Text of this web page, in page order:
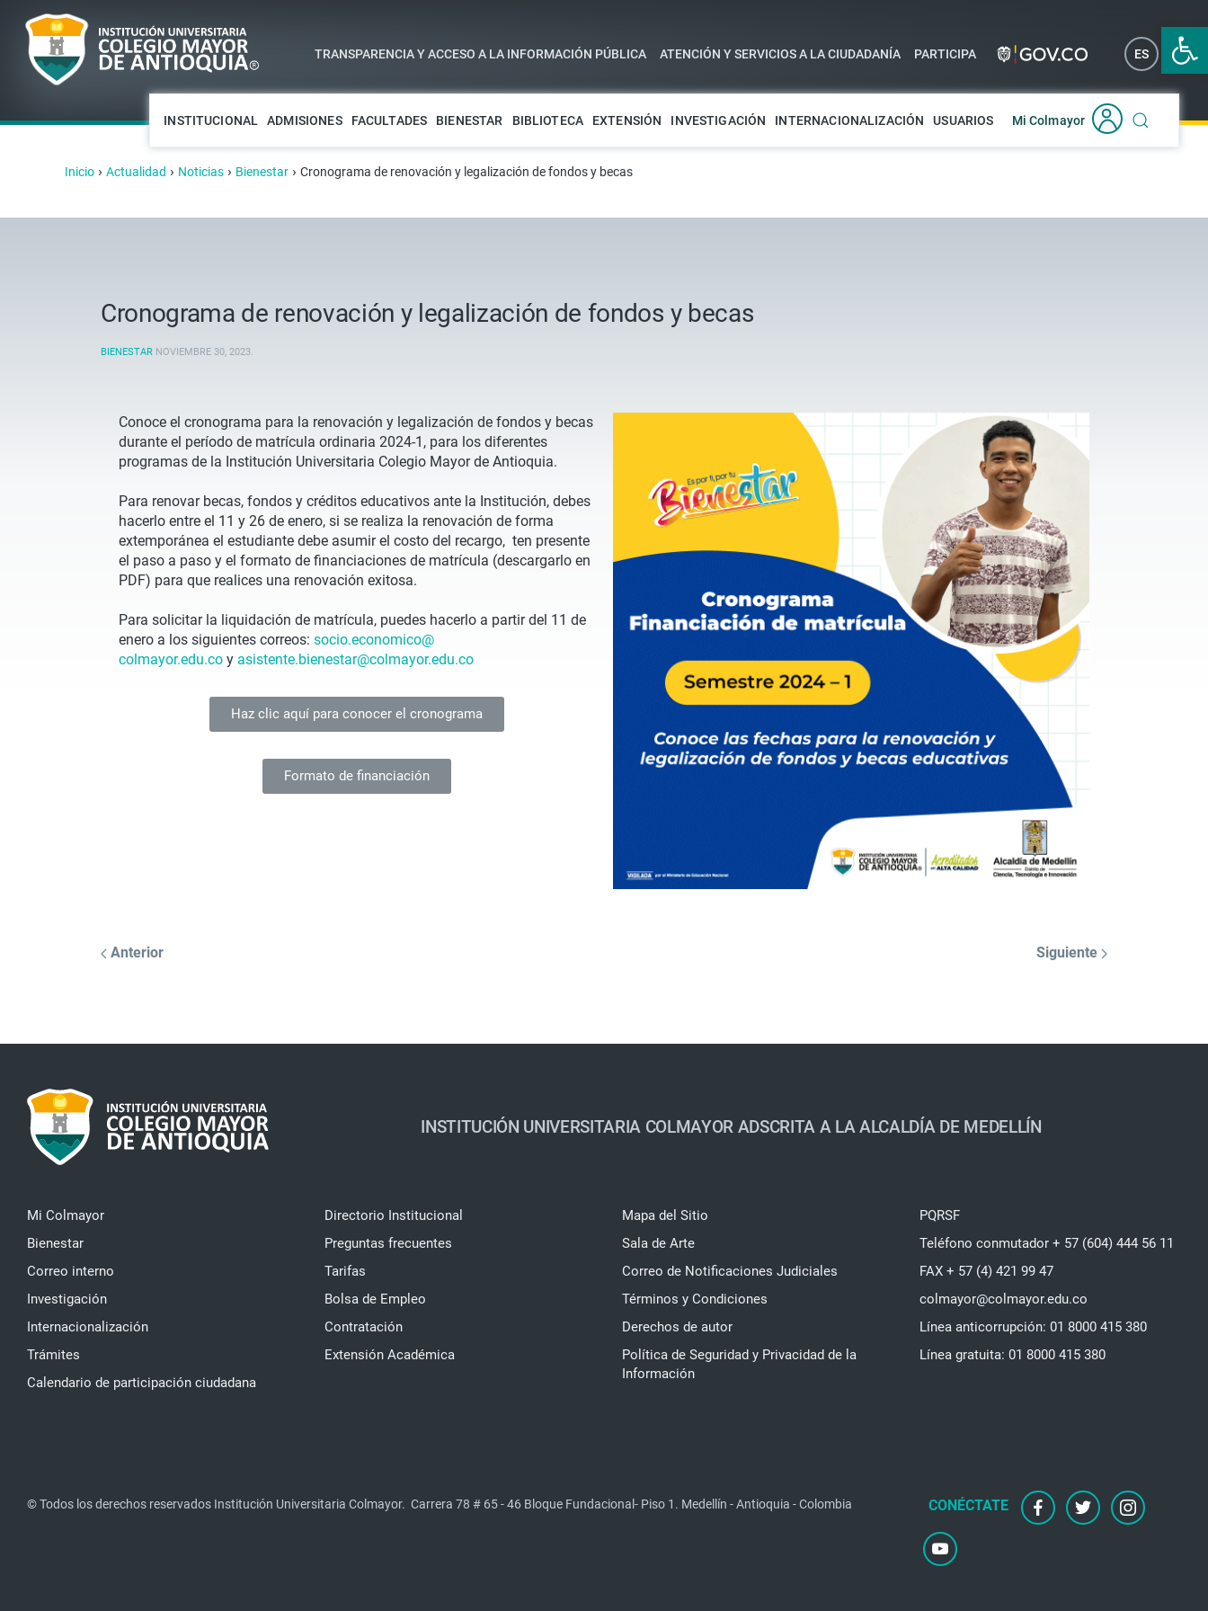
Abrir
TRANSPARENCIA Y ACCESO A LA INFORMACIÓN PÚBLICA ATENCIÓN Y SERVICIOS A LA CIUDADANÍA PARTICIPA ES EN
INSTITUCIONAL ADMISIONES FACULTADES BIENESTAR BIBLIOTECA EXTENSIÓN INVESTIGACIÓN INTERNACIONALIZACIÓN USUARIOS Mi Colmayor
Inicio › Actualidad › Noticias › Bienestar › Cronograma de renovación y legalización de fondos y becas
Cronograma de renovación y legalización de fondos y becas
BIENESTAR NOVIEMBRE 30, 2023.
Conoce el cronograma para la renovación y legalización de fondos y becas
durante el período de matrícula ordinaria 2024-1, para los diferentes
programas de la Institución Universitaria Colegio Mayor de Antioquia.
Para renovar becas, fondos y créditos educativos ante la Institución, debes
hacerlo entre el 11 y 26 de enero, si se realiza la renovación de forma
extemporánea el estudiante debe asumir el costo del recargo, ten presente
el paso a paso y el formato de financiaciones de matrícula (descargarlo en
PDF) para que realices una renovación exitosa.
Para solicitar la liquidación de matrícula, puedes hacerlo a partir del 11 de
enero a los siguientes correos: socio.economico@
colmayor.edu.co y asistente.bienestar@colmayor.edu.co
Haz clic aquí para conocer el cronograma
Formato de financiación
Anterior Siguiente
INSTITUCIÓN UNIVERSITARIA COLMAYOR ADSCRITA A LA ALCALDÍA DE MEDELLÍN
Mi Colmayor
Bienestar
Correo interno
Investigación
Internacionalización
Trámites
Calendario de participación ciudadana
Directorio Institucional
Preguntas frecuentes
Tarifas
Bolsa de Empleo
Contratación
Extensión Académica
Mapa del Sitio
Sala de Arte
Correo de Notificaciones Judiciales
Términos y Condiciones
Derechos de autor
Política de Seguridad y Privacidad de la
Información
PQRSF
Teléfono conmutador + 57 (604) 444 56 11
FAX + 57 (4) 421 99 47
colmayor@colmayor.edu.co
Línea anticorrupción: 01 8000 415 380
Línea gratuita: 01 8000 415 380
© Todos los derechos reservados Institución Universitaria Colmayor. Carrera 78 # 65 - 46 Bloque Fundacional- Piso 1. Medellín - Antioquia - Colombia